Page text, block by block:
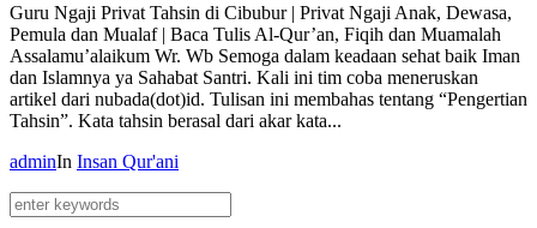
Guru Ngaji Privat Tahsin di Cibubur | Privat Ngaji Anak, Dewasa,
Pemula dan Mualaf | Baca Tulis Al-Qur’an, Fiqih dan Muamalah
Assalamu’alaikum Wr. Wb Semoga dalam keadaan sehat baik Iman
dan Islamnya ya Sahabat Santri. Kali ini tim coba meneruskan
artikel dari nubada(dot)id. Tulisan ini membahas tentang “Pengertian
Tahsin”. Kata tahsin berasal dari akar kata...
adminIn Insan Qur'ani